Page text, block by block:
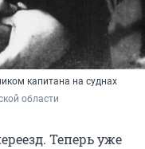
капитана на суднах
области
Теперь уже